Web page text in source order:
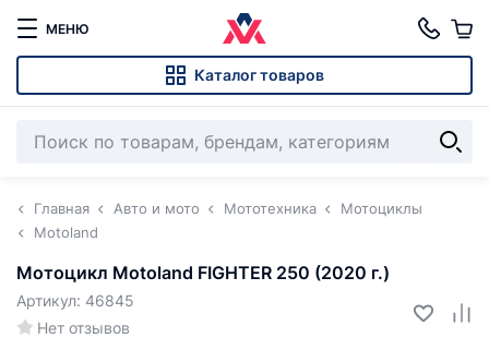
МЕНЮ
Каталог товаров
Главная Авто и мото Мототехника
Мотоциклы
Motoland
Мотоцикл Motoland FIGHTER 250 (2020 г.)
Нет отзывов
Артикул: 46845